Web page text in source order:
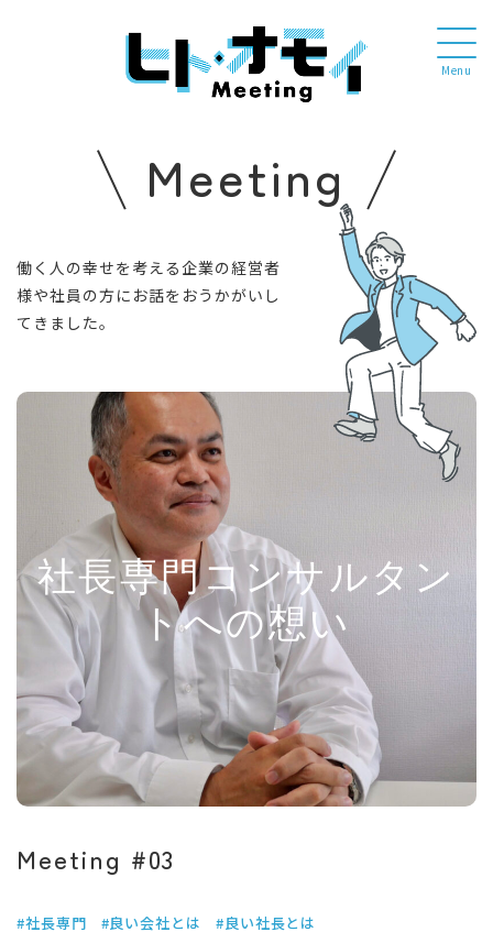
Menu
Meeting
働く人の幸せを考える企業の経営者
様や社員の方にお話をおうかがいし
てきました。
Meeting #03
#社長専門 #良い会社とは #良い社長とは
社長専門コンサルタン
トへの想い